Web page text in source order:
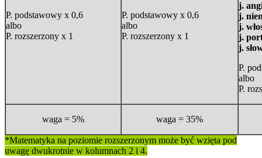
P. podstawowy x 0,6
albo
P. rozszerzony x 1
P. podstawowy x 0,6
albo
P. rozszerzony x 1
j.
j.
j.
j.
j.
P.
albo
P.
waga = 5% waga = 35%
*Matematyka na poziomie rozszerzonym może być wzięta pod
uwagę dwukrotnie w kolumnach 2 i 4.